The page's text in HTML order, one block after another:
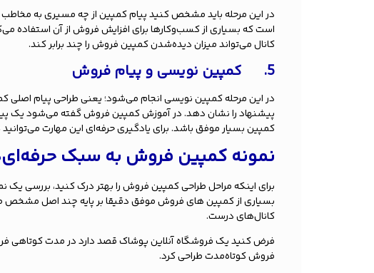
در این مرحله باید مشخص کنید پیام کمپین از چه مسیری به
است که بسیاری از کسب‌وکارها برای افزایش فروش از آن استفاده
کانال می‌تواند میزان دیده‌شدن کمپین فروش را چند برابر کند.
5. کمپین نویسی و پیام فروش
در این مرحله کمپین نویسی انجام می‌شود؛ یعنی طراحی پیام اصلی
پیشنهاد را نشان دهد. در آموزش کمپین فروش گفته می‌شود یک
کمپین بسیار موفق باشد. برای یادگیری حرفه‌ای این مهارت می‌توانید
نمونه کمپین فروش به سبک
برای اینکه مراحل طراحی کمپین فروش را بهتر درک کنید، بررسی
بسیاری از کمپین های فروش موفق دقیقا بر پایه چند اصل مشخص
کانال‌های درست.
فرض کنید یک فروشگاه آنلاین پوشاک قصد دارد در مدت کوتاهی
فروش کوتاه‌مدت طراحی کرد.